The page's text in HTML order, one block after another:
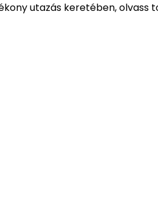
utazás keretében, olvass